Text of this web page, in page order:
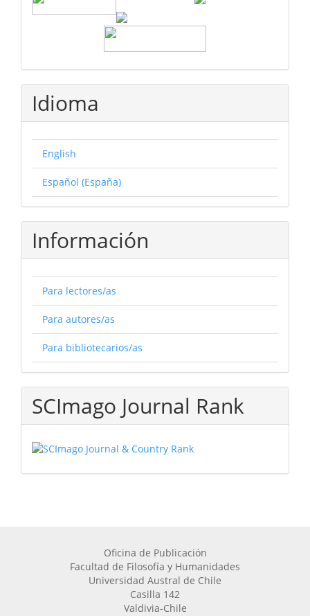
Idioma
English
Español (España)
Información
Para lectores/as
Para autores/as
Para bibliotecarios/as
SCImago Journal Rank
Oficina de Publicación
Facultad de Filosofía y Humanidades
Universidad Austral de Chile
Casilla 142
Valdivia-Chile